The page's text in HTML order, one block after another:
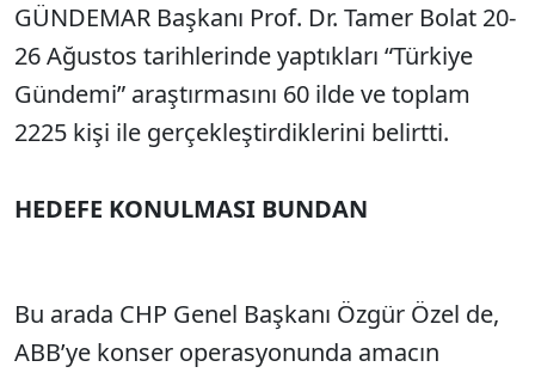
GÜNDEMAR Başkanı Prof. Dr. Tamer Bolat 20-
26 Ağustos tarihlerinde yaptıkları “Türkiye
Gündemi” araştırmasını 60 ilde ve toplam
2225 kişi ile gerçekleştirdiklerini belirtti.
HEDEFE KONULMASI BUNDAN
Bu arada CHP Genel Başkanı Özgür Özel de,
ABB’ye konser operasyonunda amacın